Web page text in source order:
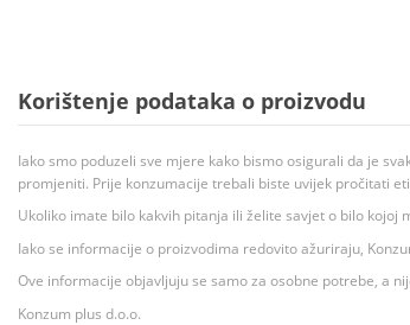
Korištenje podataka o proizvodu
Iako smo poduzeli sve mjere kako bismo osigurali da je
promjeniti. Prije konzumacije trebali biste uvijek pročitati
Ukoliko imate bilo kakvih pitanja ili želite savjet o bilo kojoj
Iako se informacije o proizvodima redovito ažuriraju,
Ove informacije objavljuju se samo za osobne potrebe, a
Konzum plus d.o.o.